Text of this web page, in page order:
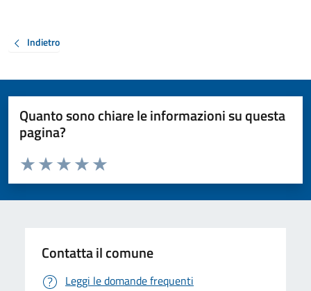
Indietro
Quanto sono chiare le informazioni su questa
pagina?
Valuta da 1 a 5 stelle la pagina
Valuta 5 stelle su 5
Valuta 4 stelle su 5
Valuta 3 stelle su 5
Valuta 2 stelle su 5
Valuta 1 stelle su 5
Contatta il comune
Leggi le domande frequenti